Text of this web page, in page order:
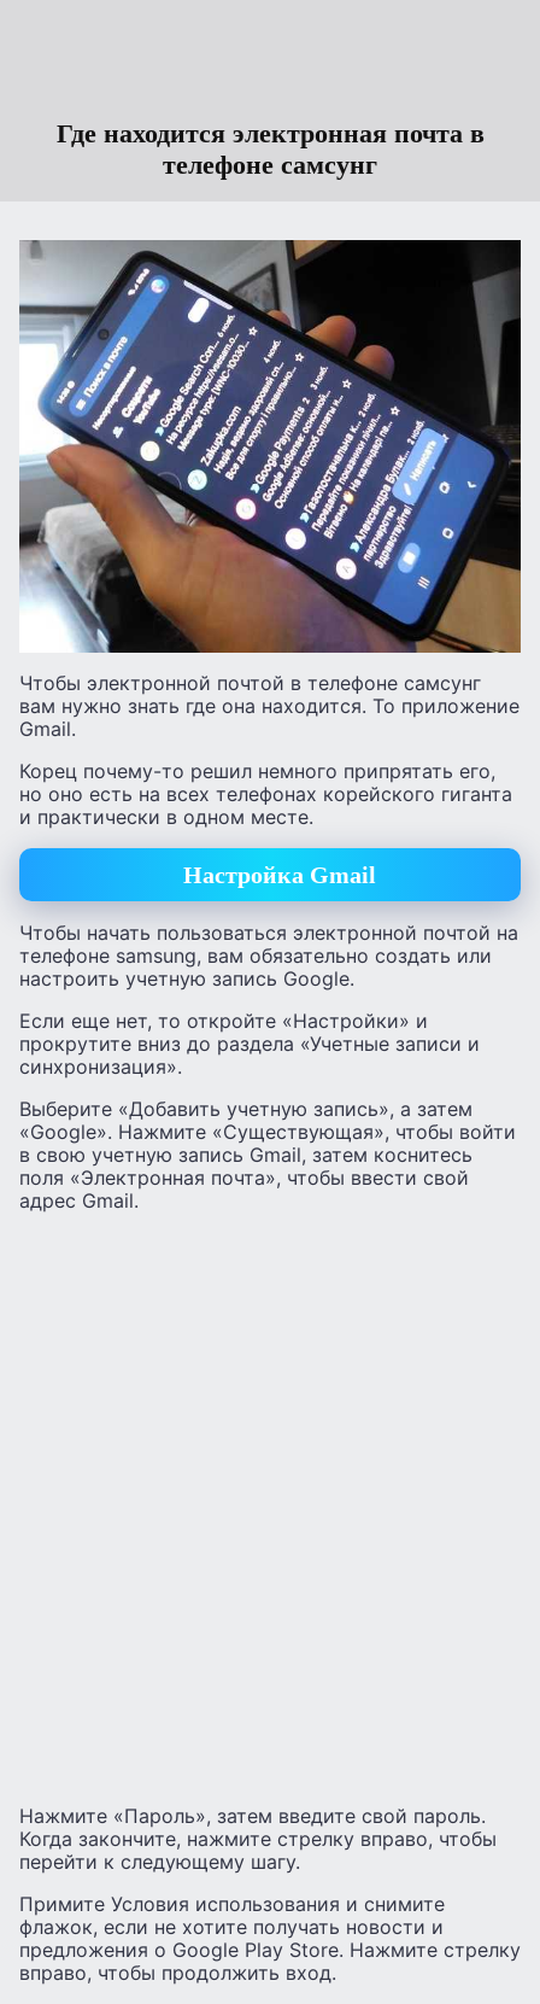
Где находится электронная почта в
телефоне самсунг
Чтобы электронной почтой в телефоне самсунг
вам нужно знать где она находится. То приложение
Gmail.
Корец почему-то решил немного припрятать его,
но оно есть на всех телефонах корейского гиганта
и практически в одном месте.
Настройка Gmail
Чтобы начать пользоваться электронной почтой на
телефоне samsung, вам обязательно создать или
настроить учетную запись Google.
Если еще нет, то откройте «Настройки» и
прокрутите вниз до раздела «Учетные записи и
синхронизация».
Выберите «Добавить учетную запись», а затем
«Google». Нажмите «Существующая», чтобы войти
в свою учетную запись Gmail, затем коснитесь
поля «Электронная почта», чтобы ввести свой
адрес Gmail.
Нажмите «Пароль», затем введите свой пароль.
Когда закончите, нажмите стрелку вправо, чтобы
перейти к следующему шагу.
Примите Условия использования и снимите
флажок, если не хотите получать новости и
предложения о Google Play Store. Нажмите стрелку
вправо, чтобы продолжить вход.